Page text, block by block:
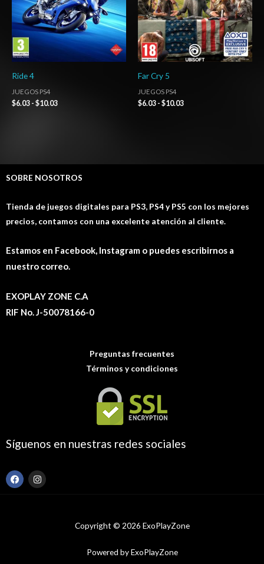
Ride 4
JUEGOS PS4
$6.03 - $10.03
Far Cry 5
JUEGOS PS4
$6.03 - $10.03
SOBRE NOSOTROS
Tienda de juegos digitales para PS3, PS4 y PS5 con los mejores
precios, contamos con una excelente atención al cliente.
Estamos en Facebook, Instagram o puedes escribirnos a
nuestro correo.
EXOPLAY ZONE C.A
RIF No. J-50078166-0
Preguntas frecuentes
Términos y condiciones
Síguenos en nuestras redes sociales
F
a
I
n
Copyright © 2026 ExoPlayZone
Powered by ExoPlayZone